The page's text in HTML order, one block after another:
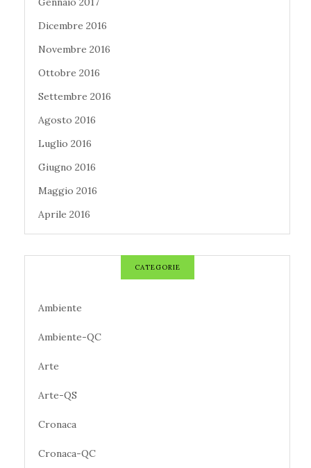
Dicembre 2016
Novembre 2016
Ottobre 2016
Settembre 2016
Agosto 2016
Luglio 2016
Giugno 2016
Maggio 2016
Aprile 2016
CATEGORIE
Ambiente
Ambiente-QC
Arte
Arte-QS
Cronaca
Cronaca-QC